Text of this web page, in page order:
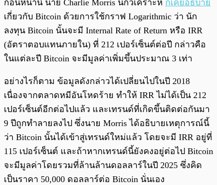
ก่อนหน้านี้ นาย Charlie Morris นักวิเคราะห์ ก็เคยอธิบาย
เกี่ยวกับ Bitcoin ด้วยการใช้กราฟ Logarithmic ว่า นัก
ลงทุน Bitcoin นั้นจะมี Internal Rate of Return หรือ IRR
(อัตราตอบแทนภายใน) ที่ 212 เปอร์เซ็นต์ต่อปี กล่าวคือ
ในแต่ละปี Bitcoin จะมีมูลค่าเพิ่มขึ้นประมาณ 3 เท่า
อย่างไรก็ตาม ข้อมูลดังกล่าวได้เปลี่ยนไปในปี 2018
เนื่องจากตลาดหมีอันโหดร้าย ทำให้ IRR ไม่ได้เป็น 212
เปอร์เซ็นต์อีกต่อไปแล้ว และเทรนด์ที่เกิดขึ้นติดต่อกันมา
9 ปีถูกทำลายลงไป ซึ่งนาย Morris ได้อธิบายเหตุการณ์นี้
ว่า Bitcoin นั้นได้เข้าสู่เทรนด์ใหม่แล้ว โดยจะมี IRR อยู่ที่
115 เปอร์เซ็นต์ และถ้าหากเทรนด์นี้ยังคงอยู่ต่อไป Bitcoin
จะมีมูลค่าโดยรวมที่ล้านล้านดอลลาร์ในปี 2025 ซึ่งคิด
เป็นราคา 50,000 ดอลลาร์ต่อ Bitcoin นั่นเอง